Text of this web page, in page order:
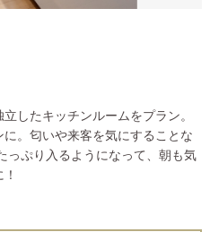
したキッチンルームをプラン。
。匂いや来客を気にすることな
っぷり入るようになって、朝も気